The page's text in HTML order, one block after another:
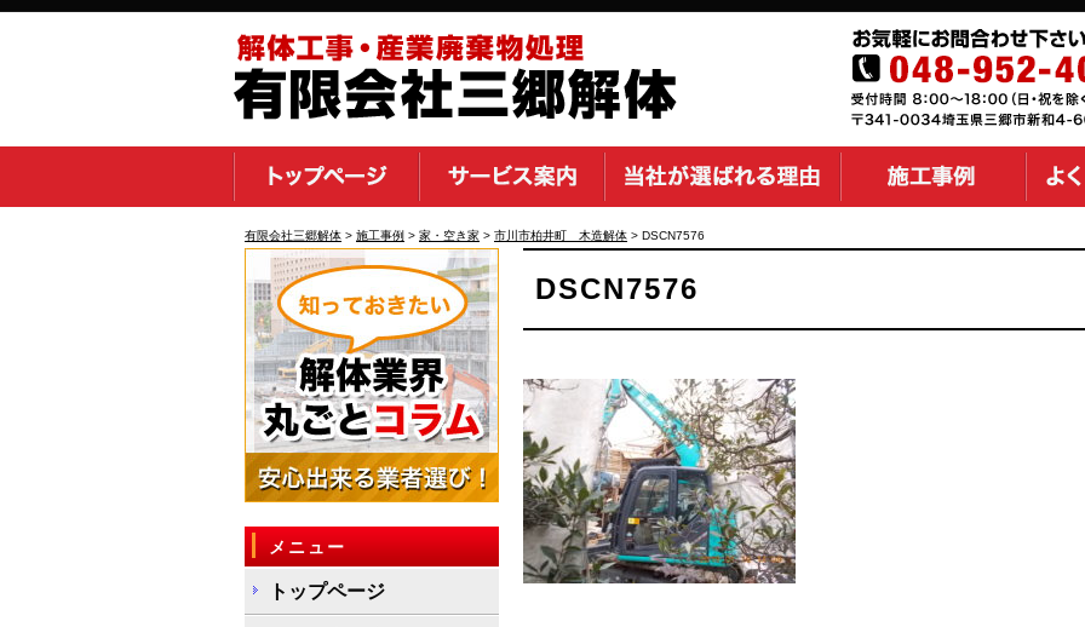
有限会社三郷解体 > 施工事例 > 家・空き家 > 市川市柏井町 木造解体 > DSCN7576
DSCN7576
メニュー
トップページ